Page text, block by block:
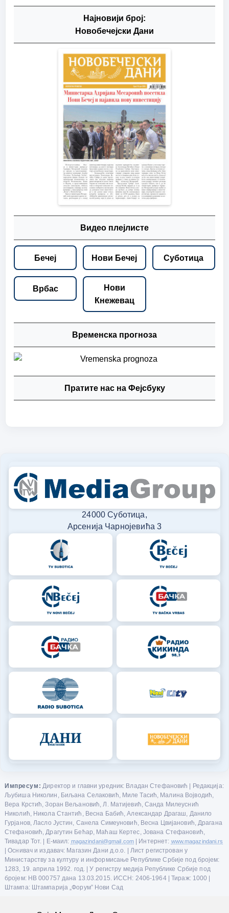
Најновији број:
Новобечејски Дани
Видео плејлисте
Бечеј Нови Бечеј Суботица
Врбас
Нови
Кнежевац
Временска прогноза
Пратите нас на Фејсбуку
24000 Суботица,
Арсенија Чарнојевића 3
Импресум: Директор и главни уредник: Владан Стефановић | Редакција:
Љубиша Николин, Биљана Селаковић, Миле Тасић, Малина Војводић,
Вера Крстић, Зоран Вељановић, Л. Матијевић, Санда Милеуснић
Николић, Никола Стантић, Весна Бабић, Александар Драгаш, Данило
Гурјанов, Ласло Јустин, Санела Симеуновић, Весна Цвијановић, Драгана
Стефановић, Драгутин Бећар, Маћаш Кертес, Јована Стефановић,
Тивадар Тот. | Е-маил: magazindani@gmail.com | Интернет: www.magazindani.rs
| Оснивач и издавач: Магазин Дани д.о.о. | Лист регистрован у
Министарству за културу и информисање Републике Србије под бројем:
1283, 19. априла 1992. год. | У регистру медија Републике Србије под
бројем: НВ 000757 дана 13.03.2015. ИССН: 2406-1964 | Тираж: 1000 |
Штампа: Штампарија „Форум” Нови Сад